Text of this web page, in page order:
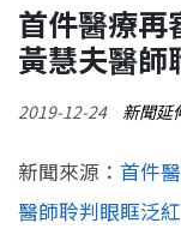
首件醫療再
黃慧夫醫師
2019-12-24 新聞延
新聞來源： 首件
醫師聆判眼眶泛